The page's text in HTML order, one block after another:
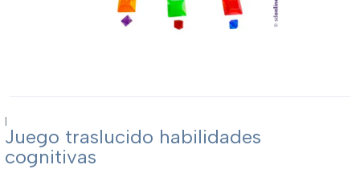
|
Juego traslucido habilidades
cognitivas